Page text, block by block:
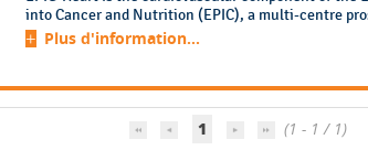
into Cancer and Nutrition (EPIC), a multi-centre
Plus d'information...
1 (1 - 1 / 1)